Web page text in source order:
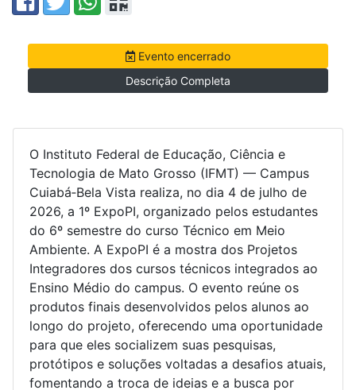
Evento encerrado
Descrição Completa
O Instituto Federal de Educação, Ciência e
Tecnologia de Mato Grosso (IFMT) — Campus
Cuiabá‑Bela Vista realiza, no dia 4 de julho de
2026, a 1º ExpoPI, organizado pelos estudantes
do 6º semestre do curso Técnico em Meio
Ambiente. A ExpoPI é a mostra dos Projetos
Integradores dos cursos técnicos integrados ao
Ensino Médio do campus. O evento reúne os
produtos finais desenvolvidos pelos alunos ao
longo do projeto, oferecendo uma oportunidade
para que eles socializem suas pesquisas,
protótipos e soluções voltadas a desafios atuais,
fomentando a troca de ideias e a busca por